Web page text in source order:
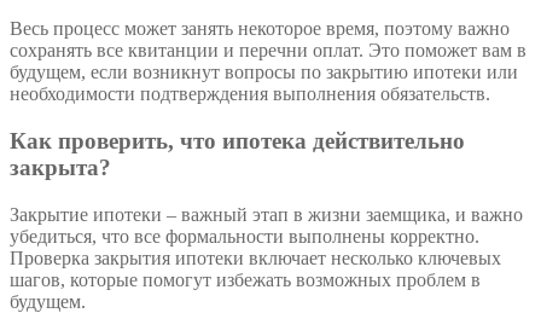
Весь процесс может занять некоторое время, поэтому важно
сохранять все квитанции и перечни оплат. Это поможет вам в
будущем, если возникнут вопросы по закрытию ипотеки или
необходимости подтверждения выполнения обязательств.
Как проверить, что ипотека действительно
закрыта?
Закрытие ипотеки – важный этап в жизни заемщика, и важно
убедиться, что все формальности выполнены корректно.
Проверка закрытия ипотеки включает несколько ключевых
шагов, которые помогут избежать возможных проблем в
будущем.